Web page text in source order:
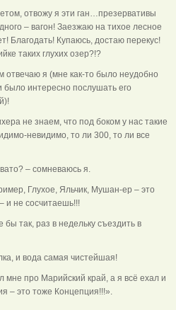
отвожу я эти ган…презервативы
– вагон! Заезжаю на тихое лесное
Благодать! Купаюсь, достаю перекус!
таких глухих озер?!?
я (мне как-то было неудобно
интересно послушать его
не знаем, что под боком у нас такие
невидимо, то ли 300, то ли все
– сомневаюсь я.
Глухое, Яльчик, Мушан-ер – это
и не сосчитаешь!!!
так, раз в недельку съездить в
и вода самая чистейшая!
мне про Марийский край, а я всё ехал и
– это тоже Концепция!!!».